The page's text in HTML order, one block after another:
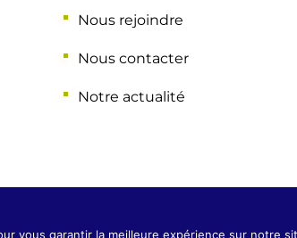
Nous rejoindre
Nous contacter
Notre actualité
© 2026.Tous droits réservés.|Mentions légales
vous garantir la meilleure expérience sur notre